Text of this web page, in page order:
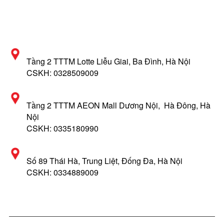
Tầng 2 TTTM Lotte Liễu Giai, Ba Đình, Hà Nội
CSKH: 0328509009
Tầng 2 TTTM AEON Mall Dương Nội, Hà Đông, Hà
Nội
CSKH: 0335180990
Số 89 Thái Hà, Trung Liệt, Đống Đa, Hà Nội
CSKH: 0334889009